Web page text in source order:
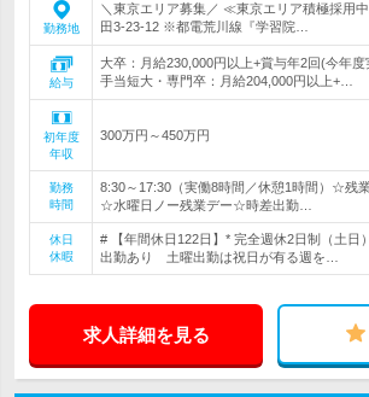
勤務地
＼東京エリア募集／ ≪東京エリア積極採用
田3-23-12 ※都電荒川線『学習院…
給与
大卒：月給230,000円以上+賞与年2回(今年
手当短大・専門卒：月給204,000円以上+…
初年度
年収
300万円～450万円
勤務
時間
8:30～17:30（実働8時間／休憩1時間）☆残
☆水曜日ノー残業デー☆時差出勤…
休日
休暇
# 【年間休日122日】* 完全週休2日制（土日
出勤あり 土曜出勤は祝日が有る週を…
求人詳細を見る